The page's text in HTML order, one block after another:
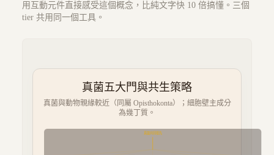
用互動元件直接感受這個概念，比純文字快 10 倍搞懂。三個
tier 共用同一個工具。
真菌五大門與共生策略
真菌與動物親緣較近（同屬 Opisthokonta）；細胞壁主成分
為幾丁質。
真菌共同祖先